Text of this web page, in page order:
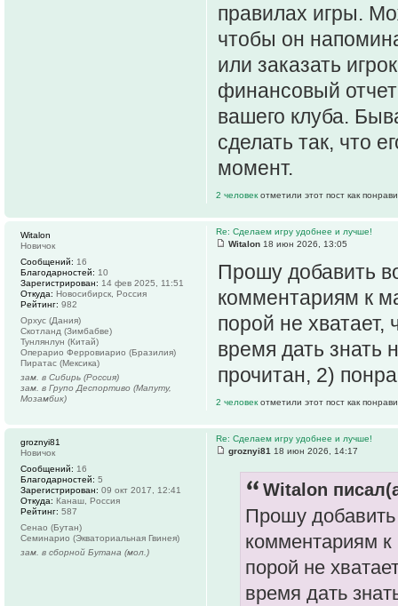
правилах игры.
чтобы он
или заказать
финансовый
вашего клуба.
сделать так, что
момент.
2 человек отметили этот пост как
Re: Сделаем игру удобнее и лучше!
Witalon 18 июн 2026, 13:05
Прошу добавить
комментариям к
порой не
время дать знать
прочитан, 2)
2 человек отметили этот пост как
Witalon
Новичок
Сообщений: 16
Благодарностей: 10
Зарегистрирован: 14 фев 2025, 11:51
Откуда: Новосибирск, Россия
Рейтинг: 982
Орхус (Дания)
Скотланд (Зимбабве)
Тунлянлун (Китай)
Операрио Ферровиарио (Бразилия)
Пиратас (Мексика)
зам. в Сибирь (Россия)
зам. в Групо Деспортиво (Мапуту,
Мозамбик)
Re: Сделаем игру удобнее и лучше!
groznyi81 18 июн 2026, 14:17
Witalon
Прошу добавить
комментариям к
порой не
время дать
groznyi81
Новичок
Сообщений: 16
Благодарностей: 5
Зарегистрирован: 09 окт 2017, 12:41
Откуда: Канаш, Россия
Рейтинг: 587
Сенао (Бутан)
Семинарио (Экваториальная Гвинея)
зам. в сборной Бутана (мол.)